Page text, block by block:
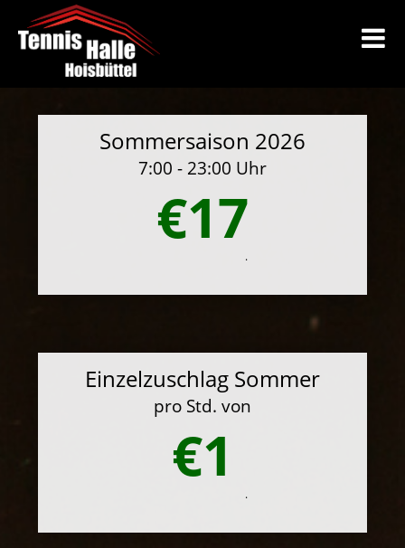
Sommersaison 2026
7:00 - 23:00 Uhr
€17
.
Einzelzuschlag Sommer
pro Std. von
€1
.